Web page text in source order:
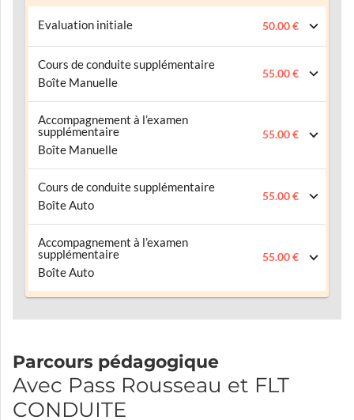
Evaluation initiale 50.00 €
Cours de conduite supplémentaire
Boîte Manuelle
55.00 €
Accompagnement à l’examen
supplémentaire
Boîte Manuelle
55.00 €
Cours de conduite supplémentaire
Boîte Auto
55.00 €
Accompagnement à l’examen
supplémentaire
Boîte Auto
55.00 €
Parcours pédagogique
Avec Pass Rousseau et FLT
CONDUITE